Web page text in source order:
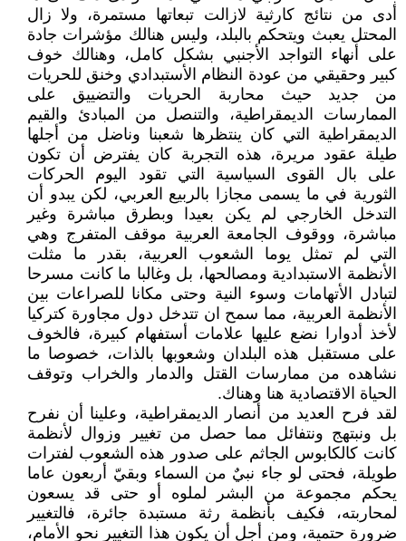
أدى من نتائج كارثية لازالت تبعاتها مستمرة، ولا زال
المحتل يعبث ويتحكم بالبلد، وليس هنالك مؤشرات جادة
على أنهاء التواجد الأجنبي بشكل كامل، وهنالك خوف
كبير وحقيقي من عودة النظام الأستبدادي وخنق للحريات
من جديد حيث محاربة الحريات والتضييق على
الممارسات الديمقراطية، والتنصل من المبادئ والقيم
الديمقراطية التي كان ينتظرها شعبنا وناضل من أجلها
طيلة عقود مريرة، هذه التجربة كان يفترض أن تكون
على بال القوى السياسية التي تقود اليوم الحركات
الثورية في ما يسمى مجازا بالربيع العربي، لكن يبدو أن
التدخل الخارجي لم يكن بعيدا وبطرق مباشرة وغير
مباشرة، ووقوف الجامعة العربية موقف المتفرج وهي
التي لم تمثل يوما الشعوب العربية، بقدر ما مثلت
الأنظمة الاستبدادية ومصالحها، بل وغالبا ما كانت مسرحا
لتبادل الأتهامات وسوء النية وحتى مكانا للصراعات بين
الأنظمة العربية، مما سمح ان تتدخل دول مجاورة كتركيا
لأخذ أدوارا نضع عليها علامات أستفهام كبيرة، فالخوف
على مستقبل هذه البلدان وشعوبها بالذات، خصوصا ما
نشاهده من ممارسات القتل والدمار والخراب وتوقف
الحياة الاقتصادية هنا وهناك.
لقد فرح العديد من أنصار الديمقراطية، وعلينا أن نفرح
بل ونبتهج ونتفائل مما حصل من تغيير وزوال لأنظمة
كانت كالكابوس الجاثم على صدور هذه الشعوب لفترات
طويلة، فحتى لو جاء نبيٌ من السماء وبقيّ أربعون عاما
يحكم مجموعة من البشر لملوه أو حتى قد يسعون
لمحاربته، فكيف بأنظمة رثة مستبدة جائرة، فالتغيير
ضرورة حتمية، ومن أجل أن يكون هذا التغيير نحو الأمام،